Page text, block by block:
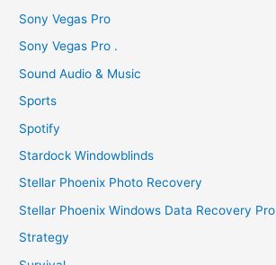
Sony Vegas Pro
Sony Vegas Pro .
Sound Audio & Music
Sports
Spotify
Stardock Windowblinds
Stellar Phoenix Photo Recovery
Stellar Phoenix Windows Data Recovery Pro
Strategy